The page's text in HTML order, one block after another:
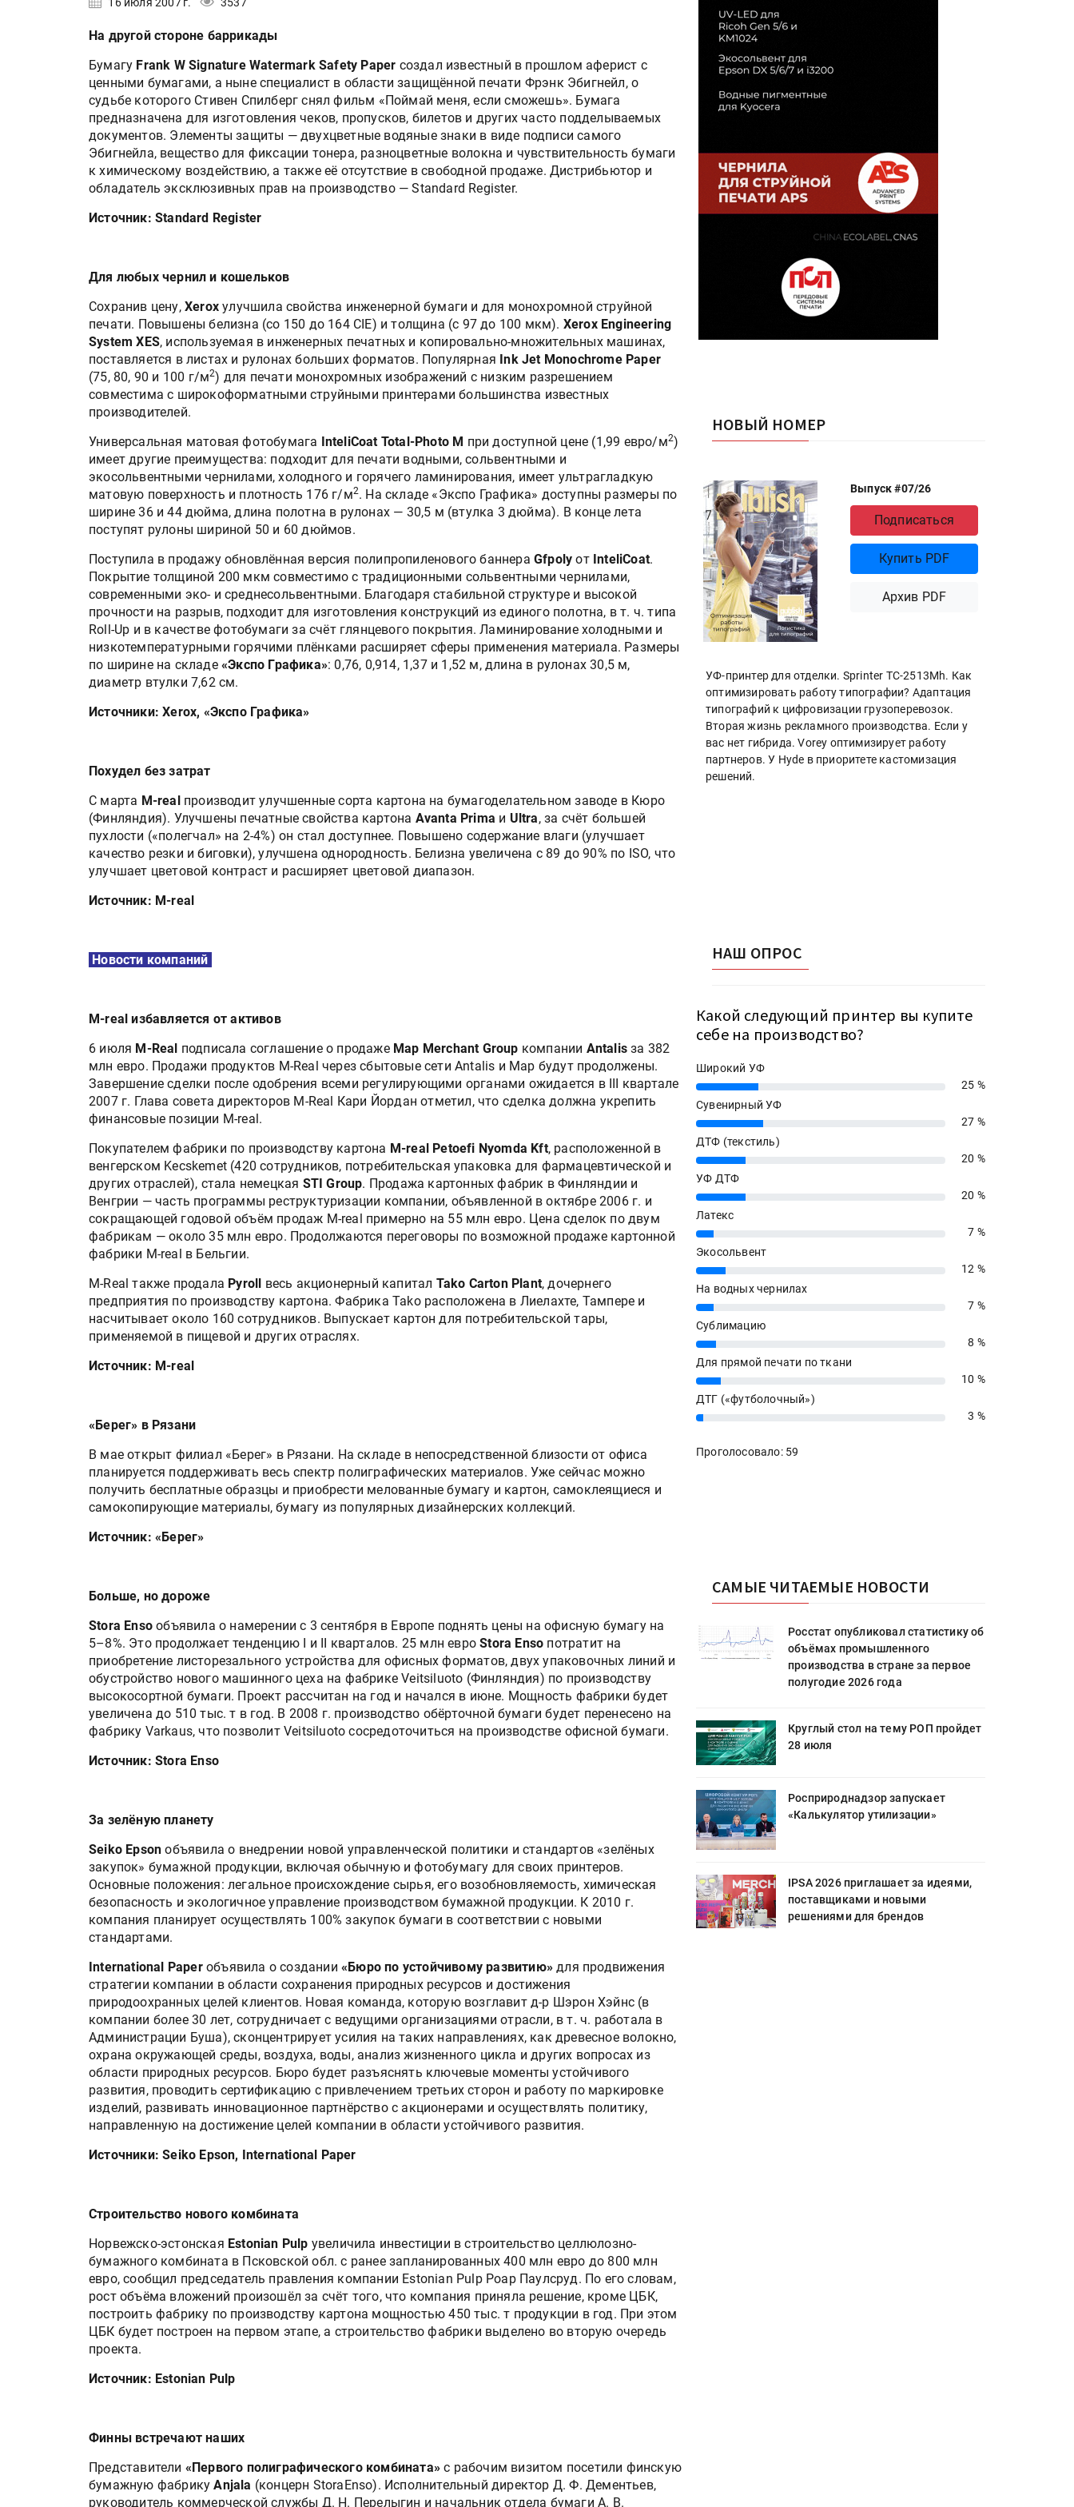
На другой стороне баррикады
Бумагу Frank W Signature Watermark Safety Paper создал известный в прошлом аферист с
ценными бумагами, а ныне специалист в области защищённой печати Фрэнк Эбигнейл, о
судьбе которого Стивен Спилберг снял фильм «Поймай меня, если сможешь». Бумага
предназначена для изготовления чеков, пропусков, билетов и других часто подделываемых
документов. Элементы защиты — двухцветные водяные знаки в виде подписи самого
Эбигнейла, вещество для фиксации тонера, разноцветные волокна и чувствительность бумаги
к химическому воздействию, а также её отсутствие в свободной продаже. Дистрибьютор и
обладатель эксклюзивных прав на производство — Standard Register.
Источник: Standard Register
Для любых чернил и кошельков
Сохранив цену, Xerox улучшила свойства инженерной бумаги и для монохромной струйной
печати. Повышены белизна (со 150 до 164 CIE) и толщина (с 97 до 100 мкм). Xerox Engineering
System XES, используемая в инженерных печатных и копировально-множительных машинах,
поставляется в листах и рулонах больших форматов. Популярная Ink Jet Monochrome Paper
(75, 80, 90 и 100 г/м2) для печати монохромных изображений с низким разрешением
совместима с широкоформатными струйными принтерами большинства известных
производителей.
Универсальная матовая фотобумага InteliCoat Total-Photo M при доступной цене (1,99 евро/м2)
имеет другие преимущества: подходит для печати водными, сольвентными и
экосольвентными чернилами, холодного и горячего ламинирования, имеет ультрагладкую
матовую поверхность и плотность 176 г/м2. На складе «Экспо Графика» доступны размеры по
ширине 36 и 44 дюйма, длина полотна в рулонах — 30,5 м (втулка 3 дюйма). В конце лета
поступят рулоны шириной 50 и 60 дюймов.
Поступила в продажу обновлённая версия полипропиленового баннераGfpoly от InteliCoat.
Покрытие толщиной 200 мкм совместимо с традиционными сольвентными чернилами,
современными эко- и среднесольвентными. Благодаря стабильной структуре и высокой
прочности на разрыв, подходит для изготовления конструкций из единого полотна, в т. ч. типа
Roll-Up и в качестве фотобумаги за счёт глянцевого покрытия. Ламинирование холодными и
низкотемпературными горячими плёнками расширяет сферы применения материала. Размеры
по ширине на складе «Экспо Графика»: 0,76, 0,914, 1,37 и 1,52 м, длина в рулонах 30,5 м,
диаметр втулки 7,62 см.
Источники: Xerox, «Экспо Графика»
Похудел без затрат
С марта M-realпроизводит улучшенные сорта картона на бумагоделательном заводе в Кюро
(Финляндия). Улучшены печатные свойства картона Avanta Prima и Ultra, за счёт большей
пухлости («полегчал» на 2-4%) он стал доступнее. Повышено содержание влаги (улучшает
качество резки и биговки), улучшена однородность. Белизна увеличена с 89 до 90% по ISO, что
улучшает цветовой контраст и расширяет цветовой диапазон.
Источник: M-real
Новости компаний
М-real избавляется от активов
6 июля M-Real подписала соглашение о продаже Map Merchant Group компании Antalis за 382
млн евро. Продажи продуктов M-Real через сбытовые сети Antalis и Map будут продолжены.
Завершение сделки после одобрения всеми регулирующими органами ожидается в III квартале
2007 г. Глава совета директоров M-Real Кари Йордан отметил, что сделка должна укрепить
финансовые позиции M-real.
Покупателем фабрики по производству картона M-real Petoefi Nyomda Kft, расположенной в
венгерском Kecskemet (420 сотрудников, потребительская упаковка для фармацевтической и
других отраслей), стала немецкая STI Group. Продажа картонных фабрик в Финляндии и
Венгрии — часть программы реструктуризации компании, объявленной в октябре 2006 г. и
сокращающей годовой объём продаж M-real примерно на 55 млн евро. Цена сделок по двум
фабрикам — около 35 млн евро. Продолжаются переговоры по возможной продаже картонной
фабрики M-real в Бельгии.
M-Real также продала Pyroll весь акционерный капитал Tako Carton Plant, дочернего
предприятия по производству картона. Фабрика Tako расположена в Лиелахте, Тампере и
насчитывает около 160 сотрудников. Выпускает картон для потребительской тары,
применяемой в пищевой и других отраслях.
Источник: M-real
«Берег» в Рязани
В мае открыт филиал «Берег» в Рязани. На складе в непосредственной близости от офиса
планируется поддерживать весь спектр полиграфических материалов. Уже сейчас можно
получить бесплатные образцы и приобрести мелованные бумагу и картон, самоклеящиеся и
самокопирующие материалы, бумагу из популярных дизайнерских коллекций.
Источник: «Берег»
Больше, но дороже
Stora Enso объявила о намерении с 3 сентября в Европе поднять цены на офисную бумагу на
5–8%. Это продолжает тенденцию I и II кварталов. 25 млн евроStora Enso потратит на
приобретение листорезального устройства для офисных форматов, двух упаковочных линий и
обустройство нового машинного цеха на фабрике Veitsiluoto (Финляндия) по производству
высокосортной бумаги. Проект рассчитан на год и начался в июне. Мощность фабрики будет
увеличена до 510 тыс. т в год. В 2008 г. производство обёрточной бумаги будет перенесено на
фабрику Varkaus, что позволит Veitsiluoto сосредоточиться на производстве офисной бумаги.
Источник: Stora Enso
За зелёную планету
Seiko Epson объявила о внедрении новой управленческой политики и стандартов «зелёных
закупок» бумажной продукции, включая обычную и фотобумагу для своих принтеров.
Основные положения: легальное происхождение сырья, его возобновляемость, химическая
безопасность и экологичное управление производством бумажной продукции. К 2010 г.
компания планирует осуществлять 100% закупок бумаги в соответствии с новыми
стандартами.
International Paperобъявила о создании«Бюро по устойчивому развитию» для продвижения
стратегии компании в области сохранения природных ресурсов и достижения
природоохранных целей клиентов. Новая команда, которую возглавит д-р Шэрон Хэйнс (в
компании более 30 лет, сотрудничает с ведущими организациями отрасли, в т. ч. работала в
Администрации Буша), сконцентрирует усилия на таких направлениях, как древесное волокно,
охрана окружающей среды, воздуха, воды, анализ жизненного цикла и других вопросах из
области природных ресурсов. Бюро будет разъяснять ключевые моменты устойчивого
развития, проводить сертификацию с привлечением третьих сторон и работу по маркировке
изделий, развивать инновационное партнёрство с акционерами и осуществлять политику,
направленную на достижение целей компании в области устойчивого развития.
Источники: Seiko Epson, International Paper
Строительство нового комбината
Hорвежско-эстонская Estonian Pulp увеличила инвестиции в строительство целлюлозно-
бумажного комбината в Псковской обл. с ранее запланированных 400 млн евро до 800 млн
евро, сообщил председатель правления компании Estonian Pulp Роар Паулсруд. По его словам,
рост объёма вложений произошёл за счёт того, что компания приняла решение, кроме ЦБК,
построить фабрику по производству картона мощностью 450 тыс. т продукции в год. При этом
ЦБК будет построен на первом этапе, а строительство фабрики выделено во вторую очередь
проекта.
Источник: Estonian Pulp
Финны встречают наших
Представители «Первого полиграфического комбината» с рабочим визитом посетили финскую
бумажную фабрикуAnjala (концерн StoraEnso). Исполнительный директор Д. Ф. Дементьев,
руководитель коммерческой службы Д. Н. Перелыгин и начальник отдела бумаги А. В.
НОВЫЙ НОМЕР
Выпуск #07/26
Подписаться
Купить PDF
Архив PDF
УФ-принтер для отделки. Sprinter ТС-2513Mh. Как
оптимизировать работу типографии? Адаптация
типографий к цифровизации грузоперевозок.
Вторая жизнь рекламного производства. Если у
вас нет гибрида. Vorey оптимизирует работу
партнеров. У Hyde в приоритете кастомизация
решений.
НАШ ОПРОС
Какой следующий принтер вы купите
себе на производство?
Широкий УФ
25%
25 %
Сувенирный УФ
27%
27 %
ДТФ (текстиль)
20%
20 %
УФ ДТФ
20%
20 %
Латекс
7%
7 %
Экосольвент
12%
12 %
На водных чернилах
7%
7 %
Сублимацию
8%
8 %
Для прямой печати по ткани
10%
10 %
ДТГ («футболочный»)
3% 3 %
Проголосовало: 59
САМЫЕ ЧИТАЕМЫЕ НОВОСТИ
Росстат опубликовал статистику об
объёмах промышленного
производства в стране за первое
полугодие 2026 года
Круглый стол на тему РОП пройдет
«Калькулятор утилизации»
IPSA 2026 приглашает за идеями,
поставщиками и новыми
решениями для брендов
Росстат опубликовал статистику об
объёмах промышленного
производства в стране за первое
полугодие 2026 года
Круглый стол на тему РОП пройдет
IPSA 2026 приглашает за идеями,
поставщиками и новыми
решениями для брендов
Росстат опубликовал статистику об
объёмах промышленного
производства в стране за первое
полугодие 2026 года
Круглый стол на тему РОП пройдет
28 июля
Росприроднадзор запускает
«Калькулятор утилизации»
IPSA 2026 приглашает за идеями,
поставщиками и новыми
решениями для брендов